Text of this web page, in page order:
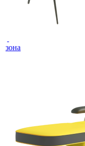
зона